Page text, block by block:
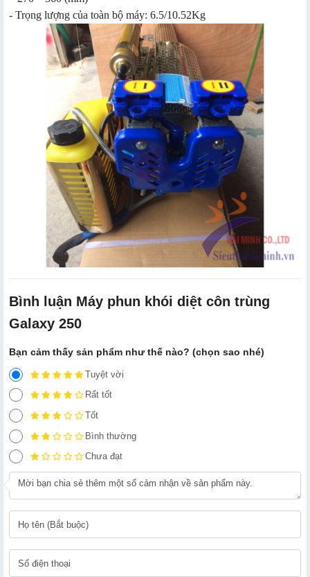
- Trọng lượng của toàn bộ máy: 6.5/10.52Kg
Bình luận Máy ph​un khói diệt côn trùng
Galaxy 250
Bạn cảm thấy sản phẩm như thế nào? (chọn sao nhé)
Tuyệt vời
Rất tốt
Tốt
Bình thường
Chưa đạt